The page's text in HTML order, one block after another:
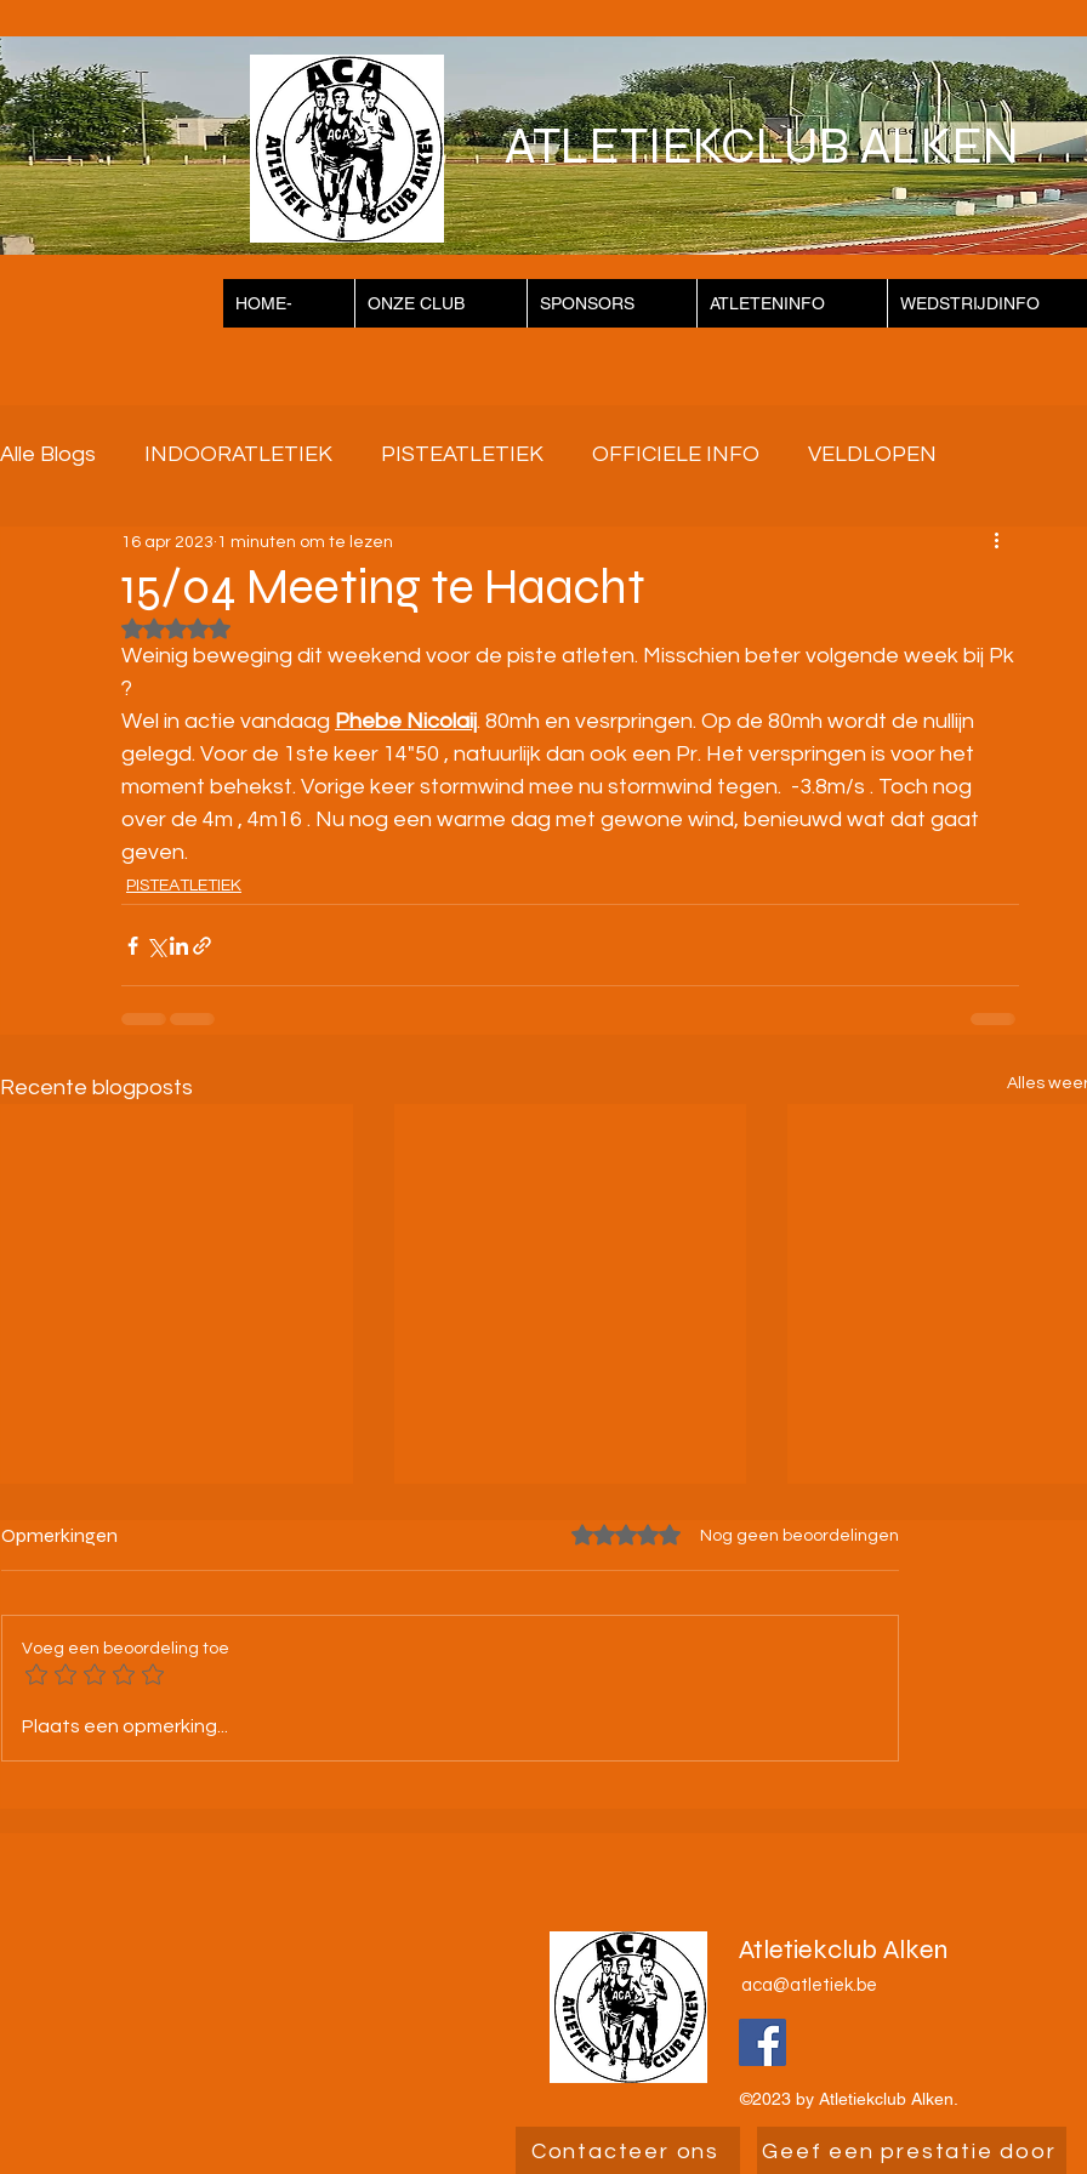
ATLETIEKCLUB ALKEN
HOME- ONZE CLUB SPONSORS ATLETENINFO WEDSTRIJDINFO
Alle Blogs INDOORATLETIEK PISTEATLETIEK OFFICIELE INFO VELDLOPEN
STRATENLOPEN JEUGD/ONDERBOUW
KAMPIOENSCHAPPEN
15/04 Meeting te Haacht
16 apr 2023 1 minuten om te lezen
Beoordeeld met NaN uit 5 sterren.
Weinig beweging dit weekend voor de piste atleten. Misschien beter volgende week bij Pk
?
Wel in actie vandaag Phebe Nicolaij. 80mh en vesrpringen. Op de 80mh wordt de nullijn
gelegd. Voor de 1ste keer 14"50 , natuurlijk dan ook een Pr. Het verspringen is voor het
moment behekst. Vorige keer stormwind mee nu stormwind tegen.  -3.8m/s . Toch nog
over de 4m , 4m16 . Nu nog een warme dag met gewone wind, benieuwd wat dat gaat
geven.
PISTEATLETIEK
Recente blogposts Alles
25-07-26 BK alle categorieën
Opmerkingen Beoordeeld met 0 uit 5 sterren.
Nog geen beoordelingen
Voeg een beoordeling toe
Plaats een opmerking...
Atletiekclub Alken
aca@atletiek.be
©2023 by Atletiekclub Alken.
Contacteer ons Geef een prestatie door